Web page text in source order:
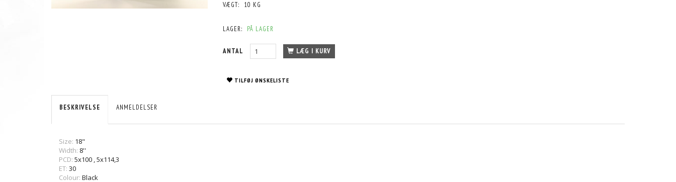
VÆGT:
10 KG
LAGER: PÅ LAGER
ANTAL LÆG I KURV
TILFØJ ØNSKELISTE
BESKRIVELSE ANMELDELSER
Size: 18"
Width: 8''
PCD: 5x100 5x114,3
ET: 30
Colour: Black